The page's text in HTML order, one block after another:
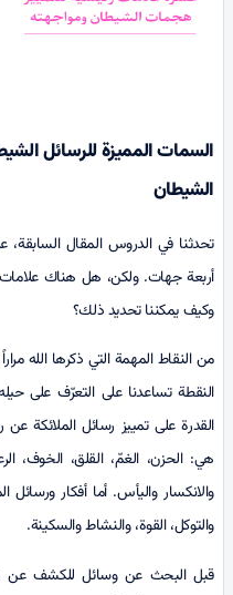
السمات المميزة للرسائل
الشيطان
تحدثنا في الدروس المقال
أربعة جهات. ولكن، هل هناك
وكيف يمكننا تحديد ذلك؟
من النقاط المهمة التي ذكرها الله
النقطة تساعدنا على التعرّف على
القدرة على تمييز رسائل الملائكة
هي: الحزن، الغمّ، القلق، الخوف،
والانكسار واليأس. أما أفكار ورسائل
والتوكل، القوة، والنشاط والسكينة.
قبل البحث عن وسائل للكشف عن